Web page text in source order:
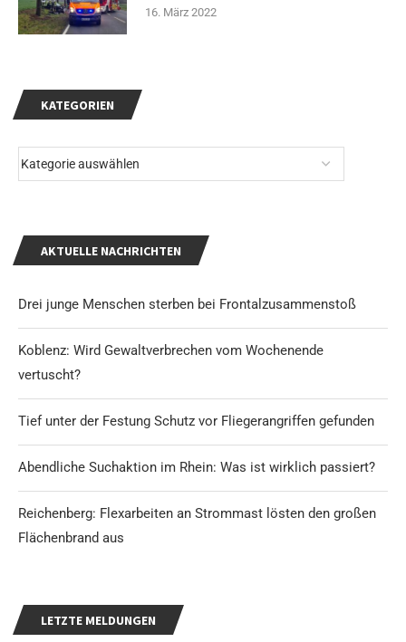
KATEGORIEN
AKTUELLE NACHRICHTEN
Drei junge Menschen sterben bei Frontalzusammenstoß
Koblenz: Wird Gewaltverbrechen vom Wochenende
vertuscht?
Tief unter der Festung Schutz vor Fliegerangriffen gefunden
Abendliche Suchaktion im Rhein: Was ist wirklich passiert?
Reichenberg: Flexarbeiten an Strommast lösten den großen
Flächenbrand aus
LETZTE MELDUNGEN
16. März 2022